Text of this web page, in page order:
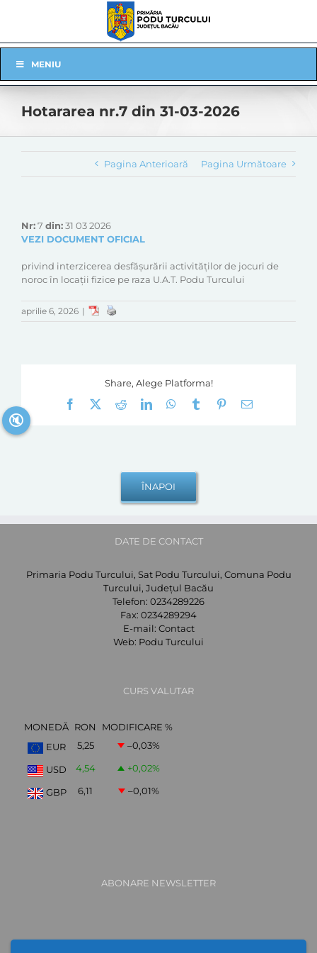
Navigation
MENIU
Hotararea nr.7 din 31-03-2026
Pagina Anterioară Pagina Următoare
Nr:7 din:31 03 2026
VEZI DOCUMENT OFICIAL
privind interzicerea desfăşurării activităţilor de jocuri de
noroc în locații fizice pe raza U.A.T. Podu Turcului
aprilie 6, 2026 |
Share, Alege Platforma!
Facebook
RedditLinkedInWhatsApp
Tumblr Pinterest
E-
DATE DE CONTACT
Primaria Podu Turcului, Sat Podu Turcului, Comuna Podu
Turcului, Județul Bacău
Telefon: 0234289226
Fax: 0234289294
E-mail: Contact
Web: Podu Turcului
CURS VALUTAR
MONEDĂ RON
MODIFICARE %
EUR
5,25 –0,03%
USD 4,54 +0,02%
GBP 6,11 –0,01%
ABONARE NEWSLETTER
🔇